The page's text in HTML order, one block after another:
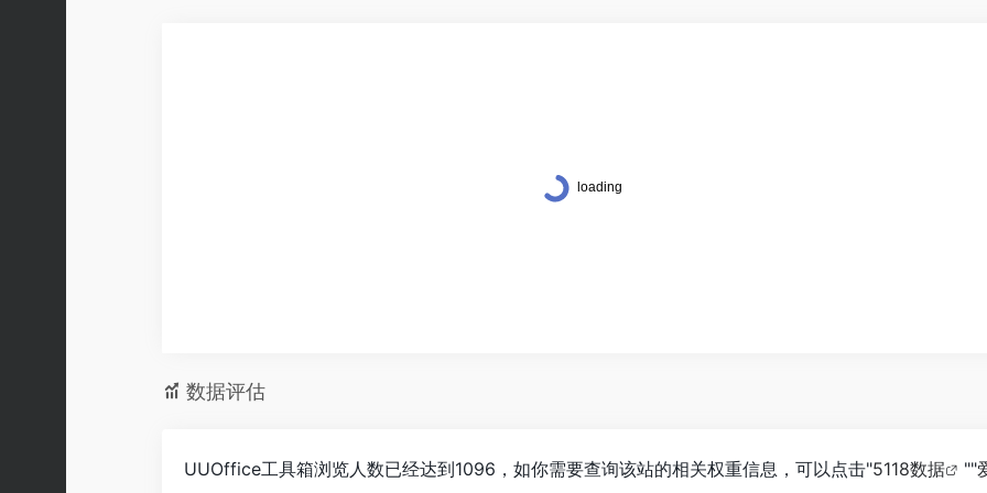
数据评估
UUOffice工具箱浏览人数已经达到1096，如你需要查询该站的相关权重信息，可以点击"5118数据 ""